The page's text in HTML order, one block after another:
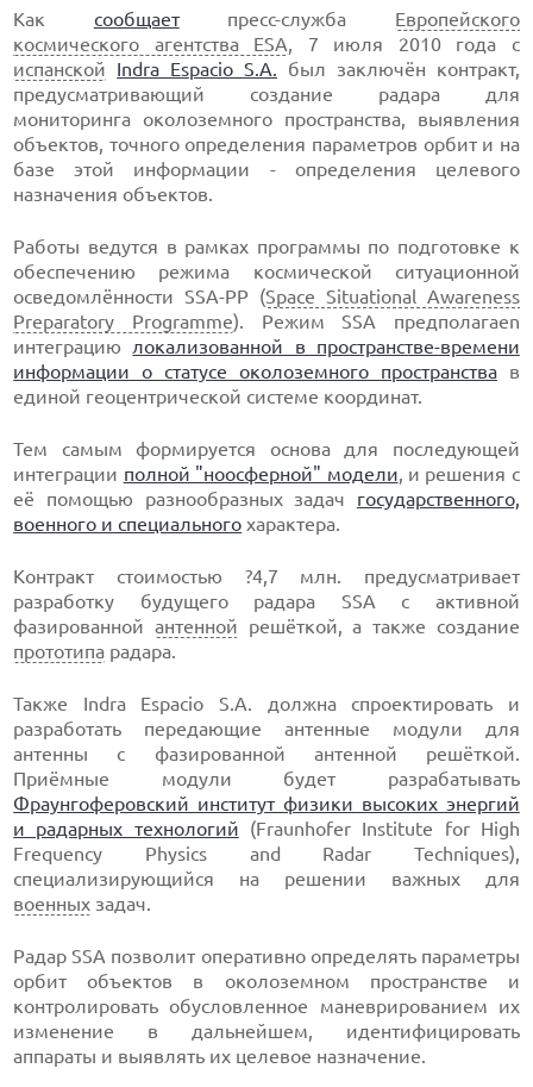
Как сообщаетпресс-служба Европейского
космического агентства ESA, 7 июля 2010 года с
испанской
Indra Espacio S.A. был заключён контракт,
предусматривающий создание радара для
мониторинга околоземного пространства, выявления
объектов, точного определения параметров орбит и на
базе этой информации - определения целевого
назначения объектов.
Работы ведутся в рамках программы по подготовке к
обеспечению режима космической ситуационной
осведомлённости SSA-PP (Space Situational Awareness
Preparatory Programme). Режим SSA предполагаеn
интеграцию локализованной в пространстве-времени
информации о статусе околоземного пространствав
единой геоцентрической системе координат.
Тем самым формируется основа для последующей
интеграции полной "ноосферной" модели, и решения с
её помощью разнообразных задач государственного,
военного и специального характера.
Контракт стоимостью ?4,7 млн. предусматривает
разработку будущего радара SSA с активной
фазированной антенной решёткой, а также создание
прототипа радара.
Также Indra Espacio S.A. должна спроектировать и
разработать передающие антенные модули для
антенны с фазированной антенной решёткой.
Приёмные модули будет разрабатывать
Фраунгоферовский институт физики высоких энергий
и радарных технологий (Fraunhofer Institute for High
Frequency Physics and Radar Techniques),
специализирующийся на решении важных для
военных задач.
Радар SSA позволит оперативно определять параметры
орбит объектов в околоземном пространстве и
контролировать обусловленное маневрированием их
изменение в дальнейшем, идентифицировать
аппараты и выявлять их целевое назначение.